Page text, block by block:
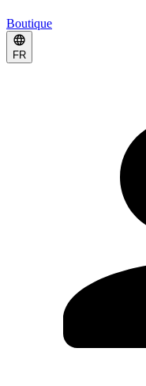
Boutique
FR